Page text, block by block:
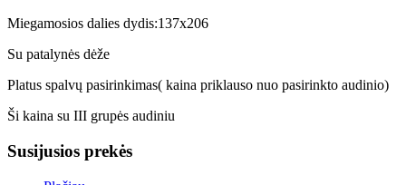
Miegamosios dalies dydis:137x206
Su patalynės dėže
Platus spalvų pasirinkimas( kaina priklauso nuo pasirinkto audinio)
Ši kaina su III grupės audiniu
Susijusios prekės